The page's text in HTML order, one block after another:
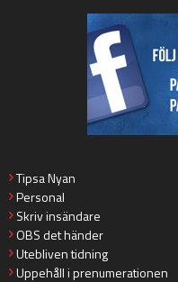
Tipsa Nyan
Personal
Skriv insändare
OBS det händer
Utebliven tidning
Uppehåll i prenumerationen